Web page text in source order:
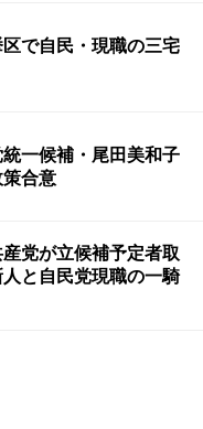
で自民・現職の三宅
一候補・尾田美和子
策合意
党が立候補予定者取
と自民党現職の一騎